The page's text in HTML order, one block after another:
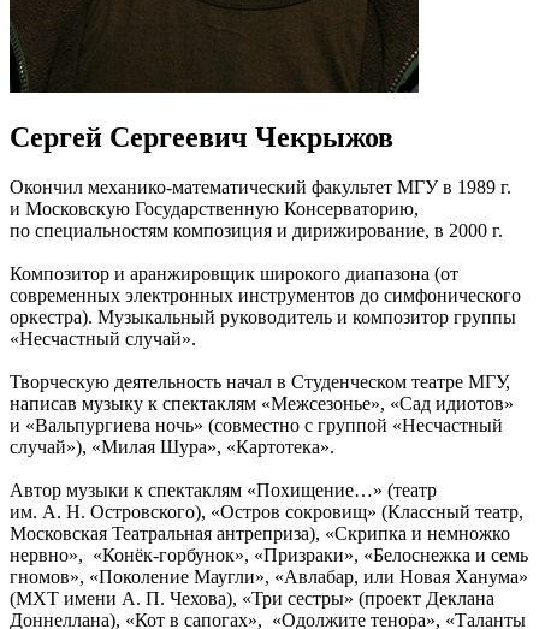
Сергей Сергеевич Чекрыжов
Окончил механико-математический факультет МГУ в 1989 г.
и Московскую Государственную Консерваторию,
по специальностям композиция и дирижирование, в 2000 г.
Композитор и аранжировщик широкого диапазона (от
современных электронных инструментов до симфонического
оркестра). Музыкальный руководитель и композитор группы
«Несчастный случай».
Творческую деятельность начал в Студенческом театре МГУ,
написав музыку к спектаклям «Межсезонье», «Сад идиотов»
и «Вальпургиева ночь» (совместно с группой «Несчастный
случай»), «Милая Шура», «Картотека».
Автор музыки к спектаклям «Похищение…» (театр
им. А. Н. Островского), «Остров сокровищ» (Классный театр,
Московская Театральная антреприза), «Скрипка и немножко
нервно», «Конёк-горбунок», «Призраки», «Белоснежка и семь
гномов», «Поколение Маугли», «Авлабар, или Новая Ханума»
(МХТ имени А. П. Чехова), «Три сестры» (проект Деклана
Доннеллана), «Кот в сапогах», «Одолжите тенора», «Таланты